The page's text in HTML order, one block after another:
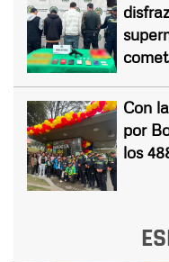
Con
por
los